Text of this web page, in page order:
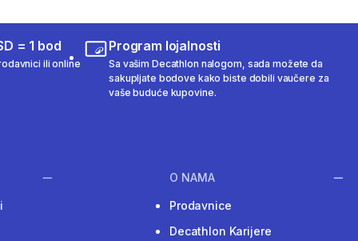
= 1 bod
ili online
Program lojalnosti
Sa vašim Decathlon nalogom, sada možete da
sakupljate bodove kako biste dobili vaučere za
vaše buduće kupovine.
O NAMA
Prodavnice
Decathlon Karijere